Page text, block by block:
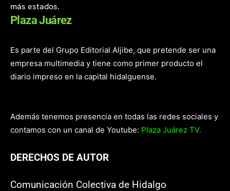
más estados.
Plaza Juárez
Es parte del Grupo Editorial Aljibe, que pretende ser una
empresa multimedia y tiene como primer producto el
diario impreso en la capital hidalguense.
Además tenemos presencia en todas las redes sociales y
contamos con un canal de Youtube: Plaza Juárez TV.
DERECHOS DE AUTOR
Comunicación Colectiva de Hidalgo